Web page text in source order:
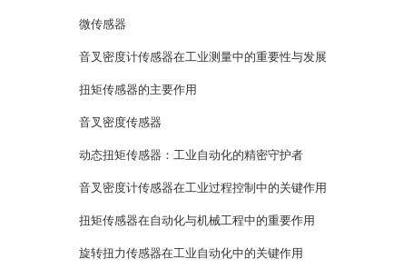
微传感器
音叉密度计传感器在工业测量中的重要性与发展
‌扭矩传感器的主要作用
音叉密度传感器
动态扭矩传感器：工业自动化的精密守护者
音叉密度计传感器在工业过程控制中的关键作用
扭矩传感器在自动化与机械工程中的重要作用
旋转扭力传感器在工业自动化中的关键作用